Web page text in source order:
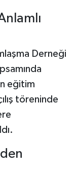
Derneği
eğitim
töreninde